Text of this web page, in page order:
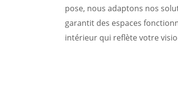
pose, nous adaptons nos
garantit des espaces
intérieur qui reflète votre